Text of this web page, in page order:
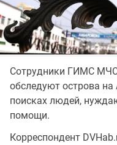
Сотрудники ГИМС
обследуют острова
поисках людей,
помощи.
Корреспондент